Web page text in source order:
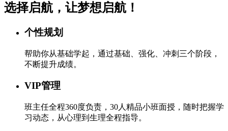
选择启航，让梦想启航！
个性规划
帮助你从基础学起，通过基础、强化、冲刺三个阶段，
不断提升成绩。
VIP管理
班主任全程360度负责，30人精品小班面授，随时把握学
习动态，从心理到生理全程指导。